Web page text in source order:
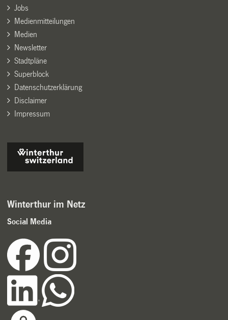
Jobs
Medienmitteilungen
Medien
Newsletter
Stadtpläne
Superblock
Datenschutzerklärung
Disclaimer
Impressum
Winterthur im Netz
Social Media